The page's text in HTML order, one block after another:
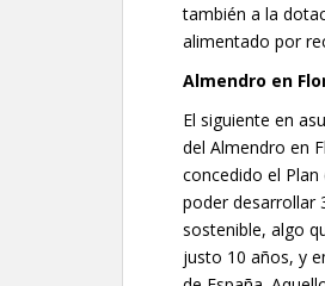
también a la
alimentado por
Almendro en
El siguiente en
del Almendro en
concedido el
poder desarrollar
sostenible, algo
justo 10 años, y